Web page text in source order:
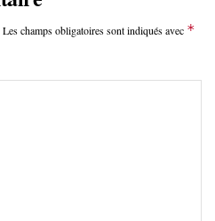
Les champs obligatoires sont indiqués avec *